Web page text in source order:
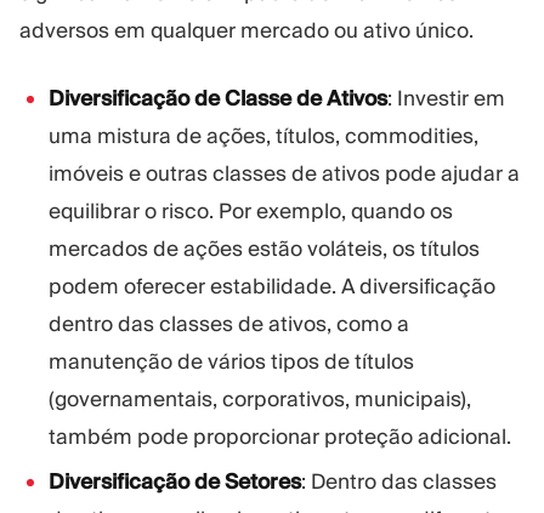
adversos em qualquer mercado ou ativo único.
Diversificação de Classe de Ativos: Investir em
uma mistura de ações, títulos, commodities,
imóveis e outras classes de ativos pode ajudar a
equilibrar o risco. Por exemplo, quando os
mercados de ações estão voláteis, os títulos
podem oferecer estabilidade. A diversificação
dentro das classes de ativos, como a
manutenção de vários tipos de títulos
(governamentais, corporativos, municipais),
também pode proporcionar proteção adicional.
Diversificação de Setores: Dentro das classes